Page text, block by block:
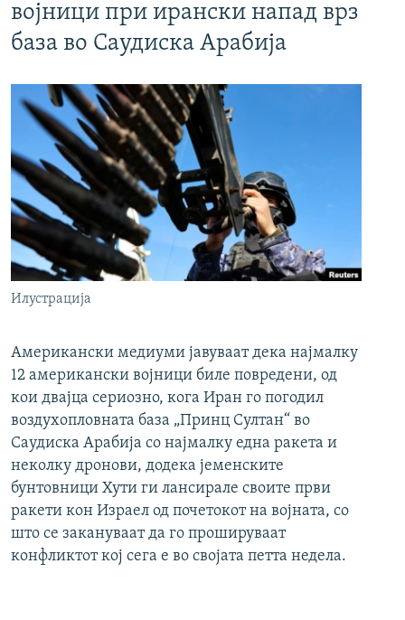
војници при ирански напад врз
база во Саудиска Арабија
Илустрација
Американски медиуми јавуваат дека најмалку
12 американски војници биле повредени, од
кои двајца сериозно, кога Иран го погодил
воздухопловната база „Принц Султан“ во
Саудиска Арабија со најмалку една ракета и
неколку дронови, додека јеменските
бунтовници Хути ги лансирале своите први
ракети кон Израел од почетокот на војната, со
што се закануваат да го прошируваат
конфликтот кој сега е во својата петта недела.